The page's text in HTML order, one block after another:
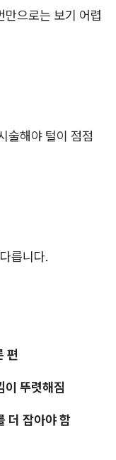
으로는 보기 어렵
술해야 털이 점점
릅니다.
편
이 뚜렷해짐
더 잡아야 함